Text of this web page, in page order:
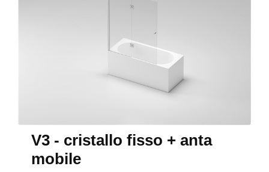
V3 - cristallo fisso + anta
mobile